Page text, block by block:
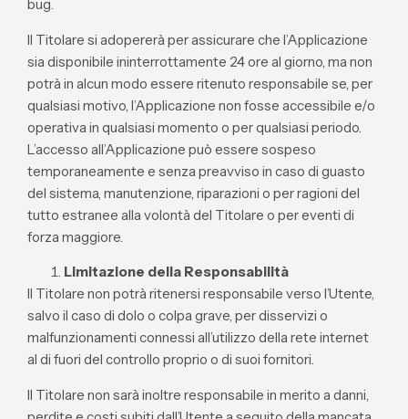
bug.
Il Titolare si adopererà per assicurare che l’Applicazione
sia disponibile ininterrottamente 24 ore al giorno, ma non
potrà in alcun modo essere ritenuto responsabile se, per
qualsiasi motivo, l’Applicazione non fosse accessibile e/o
operativa in qualsiasi momento o per qualsiasi periodo.
L’accesso all’Applicazione può essere sospeso
temporaneamente e senza preavviso in caso di guasto
del sistema, manutenzione, riparazioni o per ragioni del
tutto estranee alla volontà del Titolare o per eventi di
forza maggiore.
Limitazione della Responsabilità
Il Titolare non potrà ritenersi responsabile verso l’Utente,
salvo il caso di dolo o colpa grave, per disservizi o
malfunzionamenti connessi all’utilizzo della rete internet
al di fuori del controllo proprio o di suoi fornitori.
Il Titolare non sarà inoltre responsabile in merito a danni,